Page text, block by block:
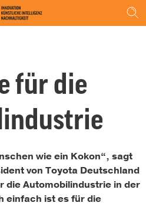
für die
wie ein Kokon“, sagt
von Toyota Deutschland
die Automobilindustrie in der
einfach ist es für die